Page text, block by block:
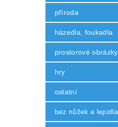
příroda
házedla, foukadla
prostorové obrázky
hry
ostatní
bez nůžek a lepidla